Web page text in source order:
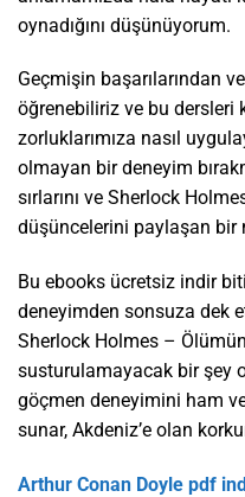
oynadığını düşünüyorum.
Geçmişin başarılarından
öğrenebiliriz ve bu dersleri
zorluklarımıza nasıl
olmayan bir deneyim
sırlarını ve Sherlock
düşüncelerini paylaşan
Bu ebooks ücretsiz indir
deneyimden sonsuza dek
Sherlock Holmes –
susturulamayacak bir şey
göçmen deneyimini ham
sunar, Akdeniz’e olan
Arthur Conan Doyle pdf